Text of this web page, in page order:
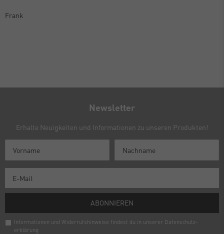
Frank
Newsletter
Erhalte Neuigkeiten und Informationen zu unseren Produkten!
ABONNIEREN
Informationen und Widerrufshinweise findest du in unserer Daten­schutz­
erklärung